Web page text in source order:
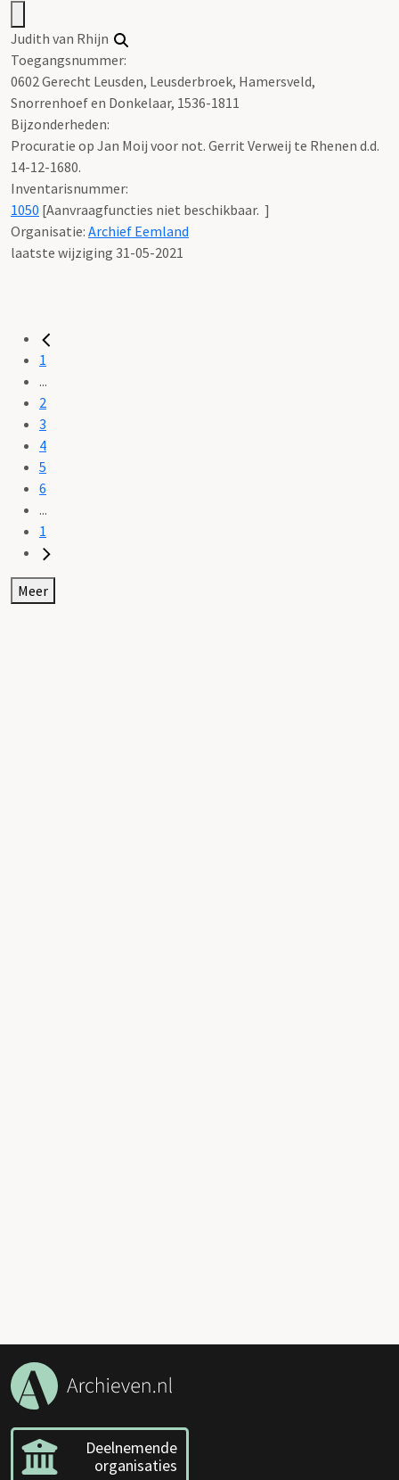
Judith van Rhijn
Toegangsnummer:
0602 Gerecht Leusden, Leusderbroek, Hamersveld,
Snorrenhoef en Donkelaar, 1536-1811
Bijzonderheden:
Procuratie op Jan Moij voor not. Gerrit Verweij te Rhenen d.d.
14-12-1680.
Inventarisnummer:
1050 [Aanvraagfuncties niet beschikbaar. ]
Organisatie: Archief Eemland
laatste wijziging 31-05-2021
1
...
2
3
4
5
6
...
1
Meer
Deelnemende
organisaties